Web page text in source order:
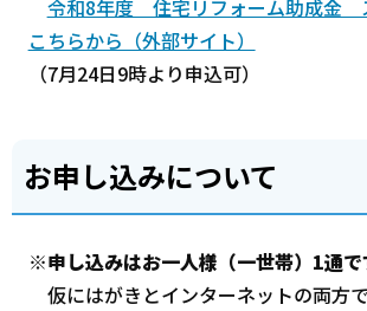
令和8年度 住宅リフォーム助成金
こちらから（外部サイト）
（7月24日9時より申込可）
お申し込みについて
※申し込みはお一人様（一世帯）1通で
仮にはがきとインターネットの両方で